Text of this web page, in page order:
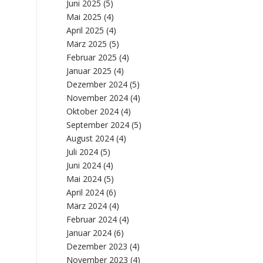
Juni 2025 (5)
Mai 2025 (4)
April 2025 (4)
März 2025 (5)
Februar 2025 (4)
Januar 2025 (4)
Dezember 2024 (5)
November 2024 (4)
Oktober 2024 (4)
September 2024 (5)
August 2024 (4)
Juli 2024 (5)
Juni 2024 (4)
Mai 2024 (5)
April 2024 (6)
März 2024 (4)
Februar 2024 (4)
Januar 2024 (6)
Dezember 2023 (4)
November 2023 (4)